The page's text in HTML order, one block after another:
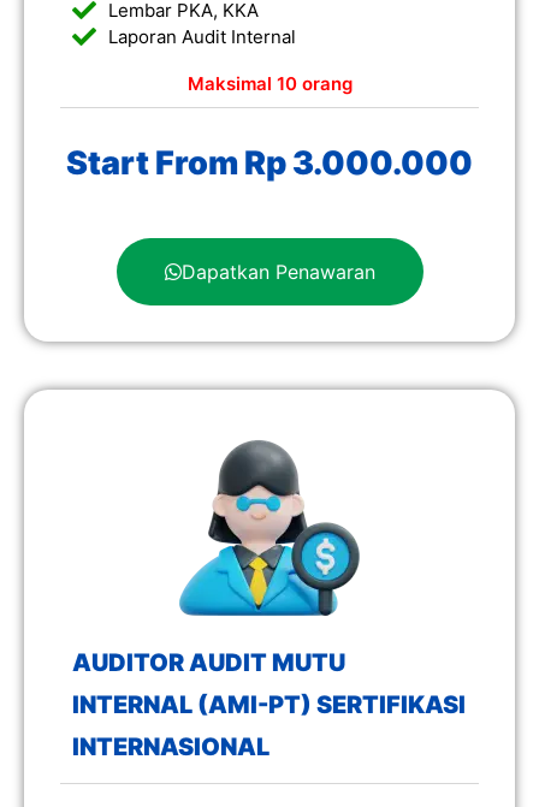
Lembar PKA, KKA
Laporan Audit Internal
Maksimal 10 orang
Start From Rp 3.000.000
Dapatkan Penawaran
AUDITOR AUDIT MUTU
INTERNAL (AMI-PT) SERTIFIKASI
INTERNASIONAL